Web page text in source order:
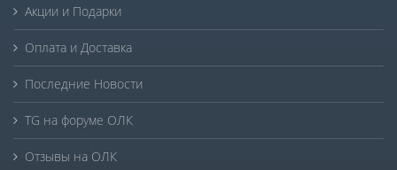
Акции и Подарки
Оплата и Доставка
Последние Новости
TG на форуме ОЛК
Отзывы на ОЛК